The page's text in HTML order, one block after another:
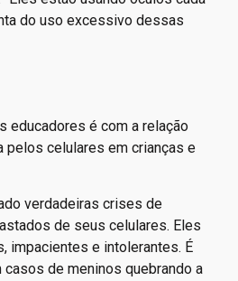
do uso excessivo dessas
educadores é com a relação
pelos celulares em crianças e
verdadeiras crises de
de seus celulares. Eles
impacientes e intolerantes. É
de meninos quebrando a